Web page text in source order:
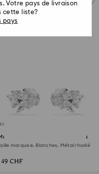
d’oreilles Mesmera
marquise, Blanches, Métal rhodié
CHF
Votre pays de livraison
cette liste?
pays